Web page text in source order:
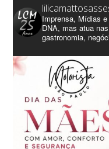
Imprensa, Mídias
DNA, mas atua
gastronomia,